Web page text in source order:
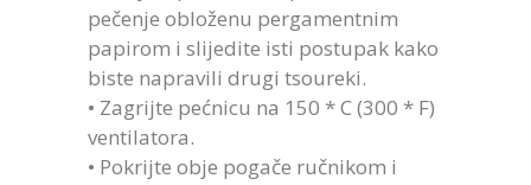
pečenje obloženu pergamentnim
papirom i slijedite isti postupak kako
biste napravili drugi tsoureki.
• Zagrijte pećnicu na 150 * C (300 * F)
ventilatora.
• Pokrijte obje pogače ručnikom i